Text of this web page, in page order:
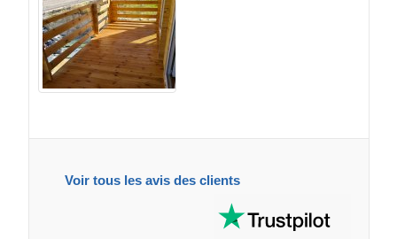
Voir tous les avis des clients